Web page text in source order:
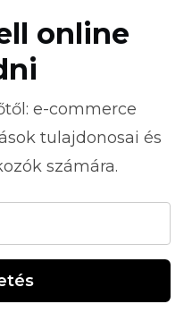
online
e-commerce
tulajdonosai és
számára.